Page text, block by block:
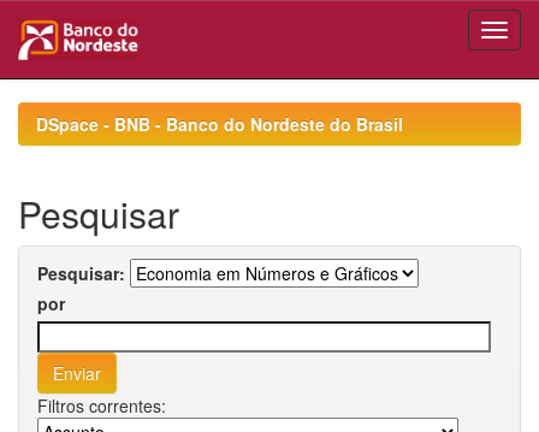
navigationDSpace - BNB - Banco do Nordeste do Brasil
Pesquisar
Pesquisar:
por
Filtros correntes: